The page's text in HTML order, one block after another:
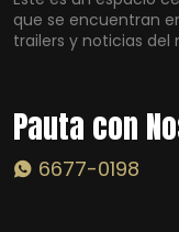
que se encuentran
trailers y noticias del
Pauta con
6677-0198